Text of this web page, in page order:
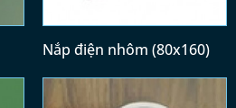
Nắp điện nhôm (80x160)